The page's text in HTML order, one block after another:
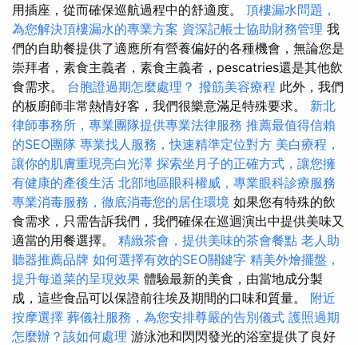
用插座，從而確保巡航過程中的舒適度。 頂樓漏水問題，
為您解決頂樓漏水的專業方案 資深記帳士協助財務管理 我
們的自助餐提供了適應所有營養偏好的各種機會，無論您是
崇拜者，素食主義者，素食主義者，pescatries還是其他飲
食需求。 台胞證過期怎麼處理？ 撥筋美容療程 此外，我們
的板廚師非常熱情好客，我們很樂意滿足特殊要求。 新北
律師事務所，專業團隊提供專業法律服務 推薦最值得信賴
的SEO團隊 專業找人服務，快速精準定位對方 美白療程，
讓你的肌膚重現亮白光澤 探索坐月子的正確方式，讓您擁
有健康的產後生活 北部地區眼科權威，專業眼科診療服務
專業消毒服務，徹底消毒您的居住環境 如果您有特殊的飲
食需求，只需告訴我們，我們確保在巡迴演出中提供美味又
適當的用餐選擇。 精緻茶會，提供美味的茶會餐點 老人助
聽器推薦品牌 如何選擇有效的SEO關鍵字 精美外燴擺盤，
提升每道菜的呈現效果 體驗最新的美食，由當地成分製
成，這些食品可以保證前往埃及期間的口味和質量。 附近
按摩選擇 葬儀社服務，為您安排尊嚴的告別儀式 護照過期
怎麼辦？該如何處理 游泳池和閃閃發光的浴室提供了良好